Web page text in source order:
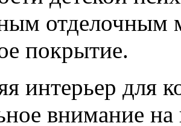
отделочным
покрытие.
интерьер для
внимание на